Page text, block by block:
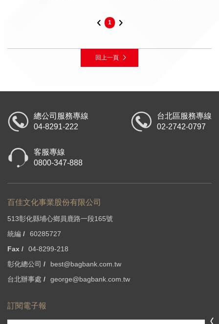
1
回上一頁
總公司服務專線
04-8291-222
台北區服務專線
02-2742-0797
客服專線
0800-347-888
百佳文化事業股份有限公司
513彰化縣埔心鄉員鹿路一段165號
統編 /
60285727
Fax /
04-8299-218
彰化總公司 /
best@bagbank.com.tw
台北辦事處 /
george@bagbank.com.tw
訂閱電子報